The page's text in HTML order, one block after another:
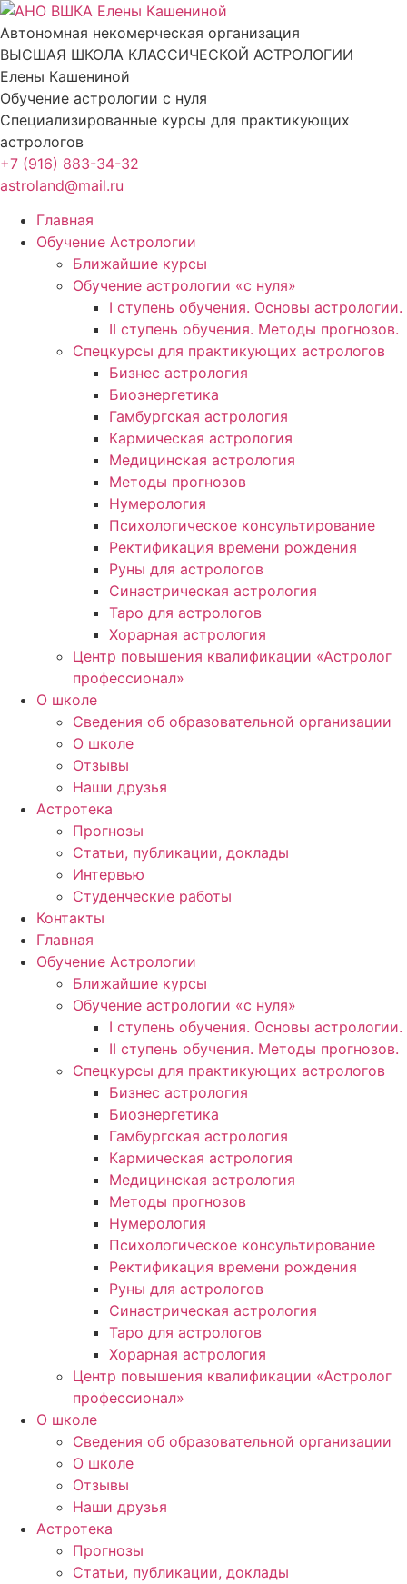
Перейти
к
содержимому
Автономная некомерческая организация
ВЫСШАЯ ШКОЛА КЛАССИЧЕСКОЙ АСТРОЛОГИИ
Елены Кашениной
Обучение астрологии с нуля
Специализированные курсы для практикующих
астрологов
+7 (916) 883-34-32
astroland@mail.ru
Главная
Обучение Астрологии
Ближайшие курсы
Обучение астрологии «с нуля»
I ступень обучения. Основы астрологии.
II ступень обучения. Методы прогнозов.
Спецкурсы для практикующих астрологов
Бизнес астрология
Биоэнергетика
Гамбургская астрология
Кармическая астрология
Медицинская астрология
Методы прогнозов
Нумерология
Психологическое консультирование
Ректификация времени рождения
Руны для астрологов
Синастрическая астрология
Таро для астрологов
Хорарная астрология
Центр повышения квалификации «Астролог
профессионал»
О школе
Сведения об образовательной организации
О школе
Отзывы
Наши друзья
Астротека
Прогнозы
Статьи, публикации, доклады
Интервью
Студенческие работы
Контакты
Главная
Обучение Астрологии
Ближайшие курсы
Обучение астрологии «с нуля»
I ступень обучения. Основы астрологии.
II ступень обучения. Методы прогнозов.
Спецкурсы для практикующих астрологов
Бизнес астрология
Биоэнергетика
Гамбургская астрология
Кармическая астрология
Медицинская астрология
Методы прогнозов
Нумерология
Психологическое консультирование
Ректификация времени рождения
Руны для астрологов
Синастрическая астрология
Таро для астрологов
Хорарная астрология
Центр повышения квалификации «Астролог
профессионал»
О школе
Сведения об образовательной организации
О школе
Отзывы
Наши друзья
Астротека
Прогнозы
Статьи, публикации, доклады